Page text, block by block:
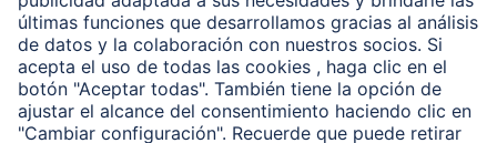
Conviértete en distribuidor
Compañía